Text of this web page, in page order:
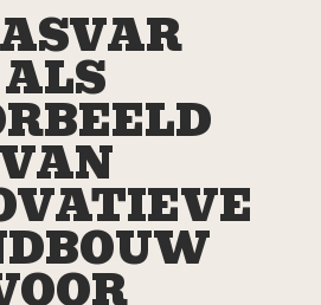
ALS
VAN